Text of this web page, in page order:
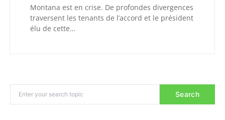
Montana est en crise. De profondes divergences
traversent les tenants de l’accord et le président
élu de cette…
Search